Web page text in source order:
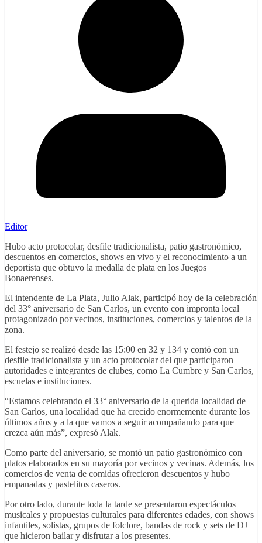
Editor
Hubo acto protocolar, desfile tradicionalista, patio gastronómico,
descuentos en comercios, shows en vivo y el reconocimiento a un
deportista que obtuvo la medalla de plata en los Juegos
Bonaerenses.
El intendente de La Plata, Julio Alak, participó hoy de la celebración
del 33° aniversario de San Carlos, un evento con impronta local
protagonizado por vecinos, instituciones, comercios y talentos de la
zona.
El festejo se realizó desde las 15:00 en 32 y 134 y contó con un
desfile tradicionalista y un acto protocolar del que participaron
autoridades e integrantes de clubes, como La Cumbre y San Carlos,
escuelas e instituciones.
“Estamos celebrando el 33° aniversario de la querida localidad de
San Carlos, una localidad que ha crecido enormemente durante los
últimos años y a la que vamos a seguir acompañando para que
crezca aún más”, expresó Alak.
Como parte del aniversario, se montó un patio gastronómico con
platos elaborados en su mayoría por vecinos y vecinas. Además, los
comercios de venta de comidas ofrecieron descuentos y hubo
empanadas y pastelitos caseros.
Por otro lado, durante toda la tarde se presentaron espectáculos
musicales y propuestas culturales para diferentes edades, con shows
infantiles, solistas, grupos de folclore, bandas de rock y sets de DJ
que hicieron bailar y disfrutar a los presentes.